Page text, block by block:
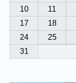
10
11
17
18
24
25
31